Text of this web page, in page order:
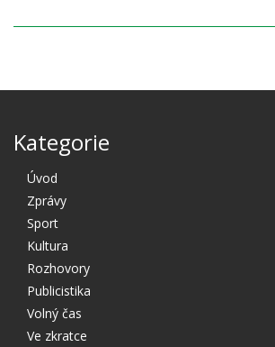
Kategorie
Úvod
Zprávy
Sport
Kultura
Rozhovory
Publicistika
Volný čas
Ve zkratce